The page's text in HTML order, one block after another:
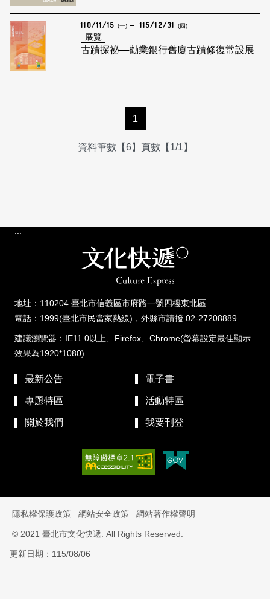
110/11/15 (一) 115/12/31 (四)
展覽
古蹟探祕—勸業銀行舊廈古蹟修復常設展
1
資料筆數【6】頁數【1/1】
:::
地址：110204 臺北市信義區市府路一號四樓東北區
電話：1999(臺北市民當家熱線)，外縣市請撥 02-27208889
建議瀏覽器：IE11.0以上、Firefox、Chrome(螢幕設定最佳顯示
效果為1920*1080)
最新公告 電子書
專題特區 活動特區
關於我們 我要刊登
隱私權保護政策 網站安全政策 網站著作權聲明
© 2021 臺北市文化快遞. All Rights Reserved.
更新日期：115/08/06